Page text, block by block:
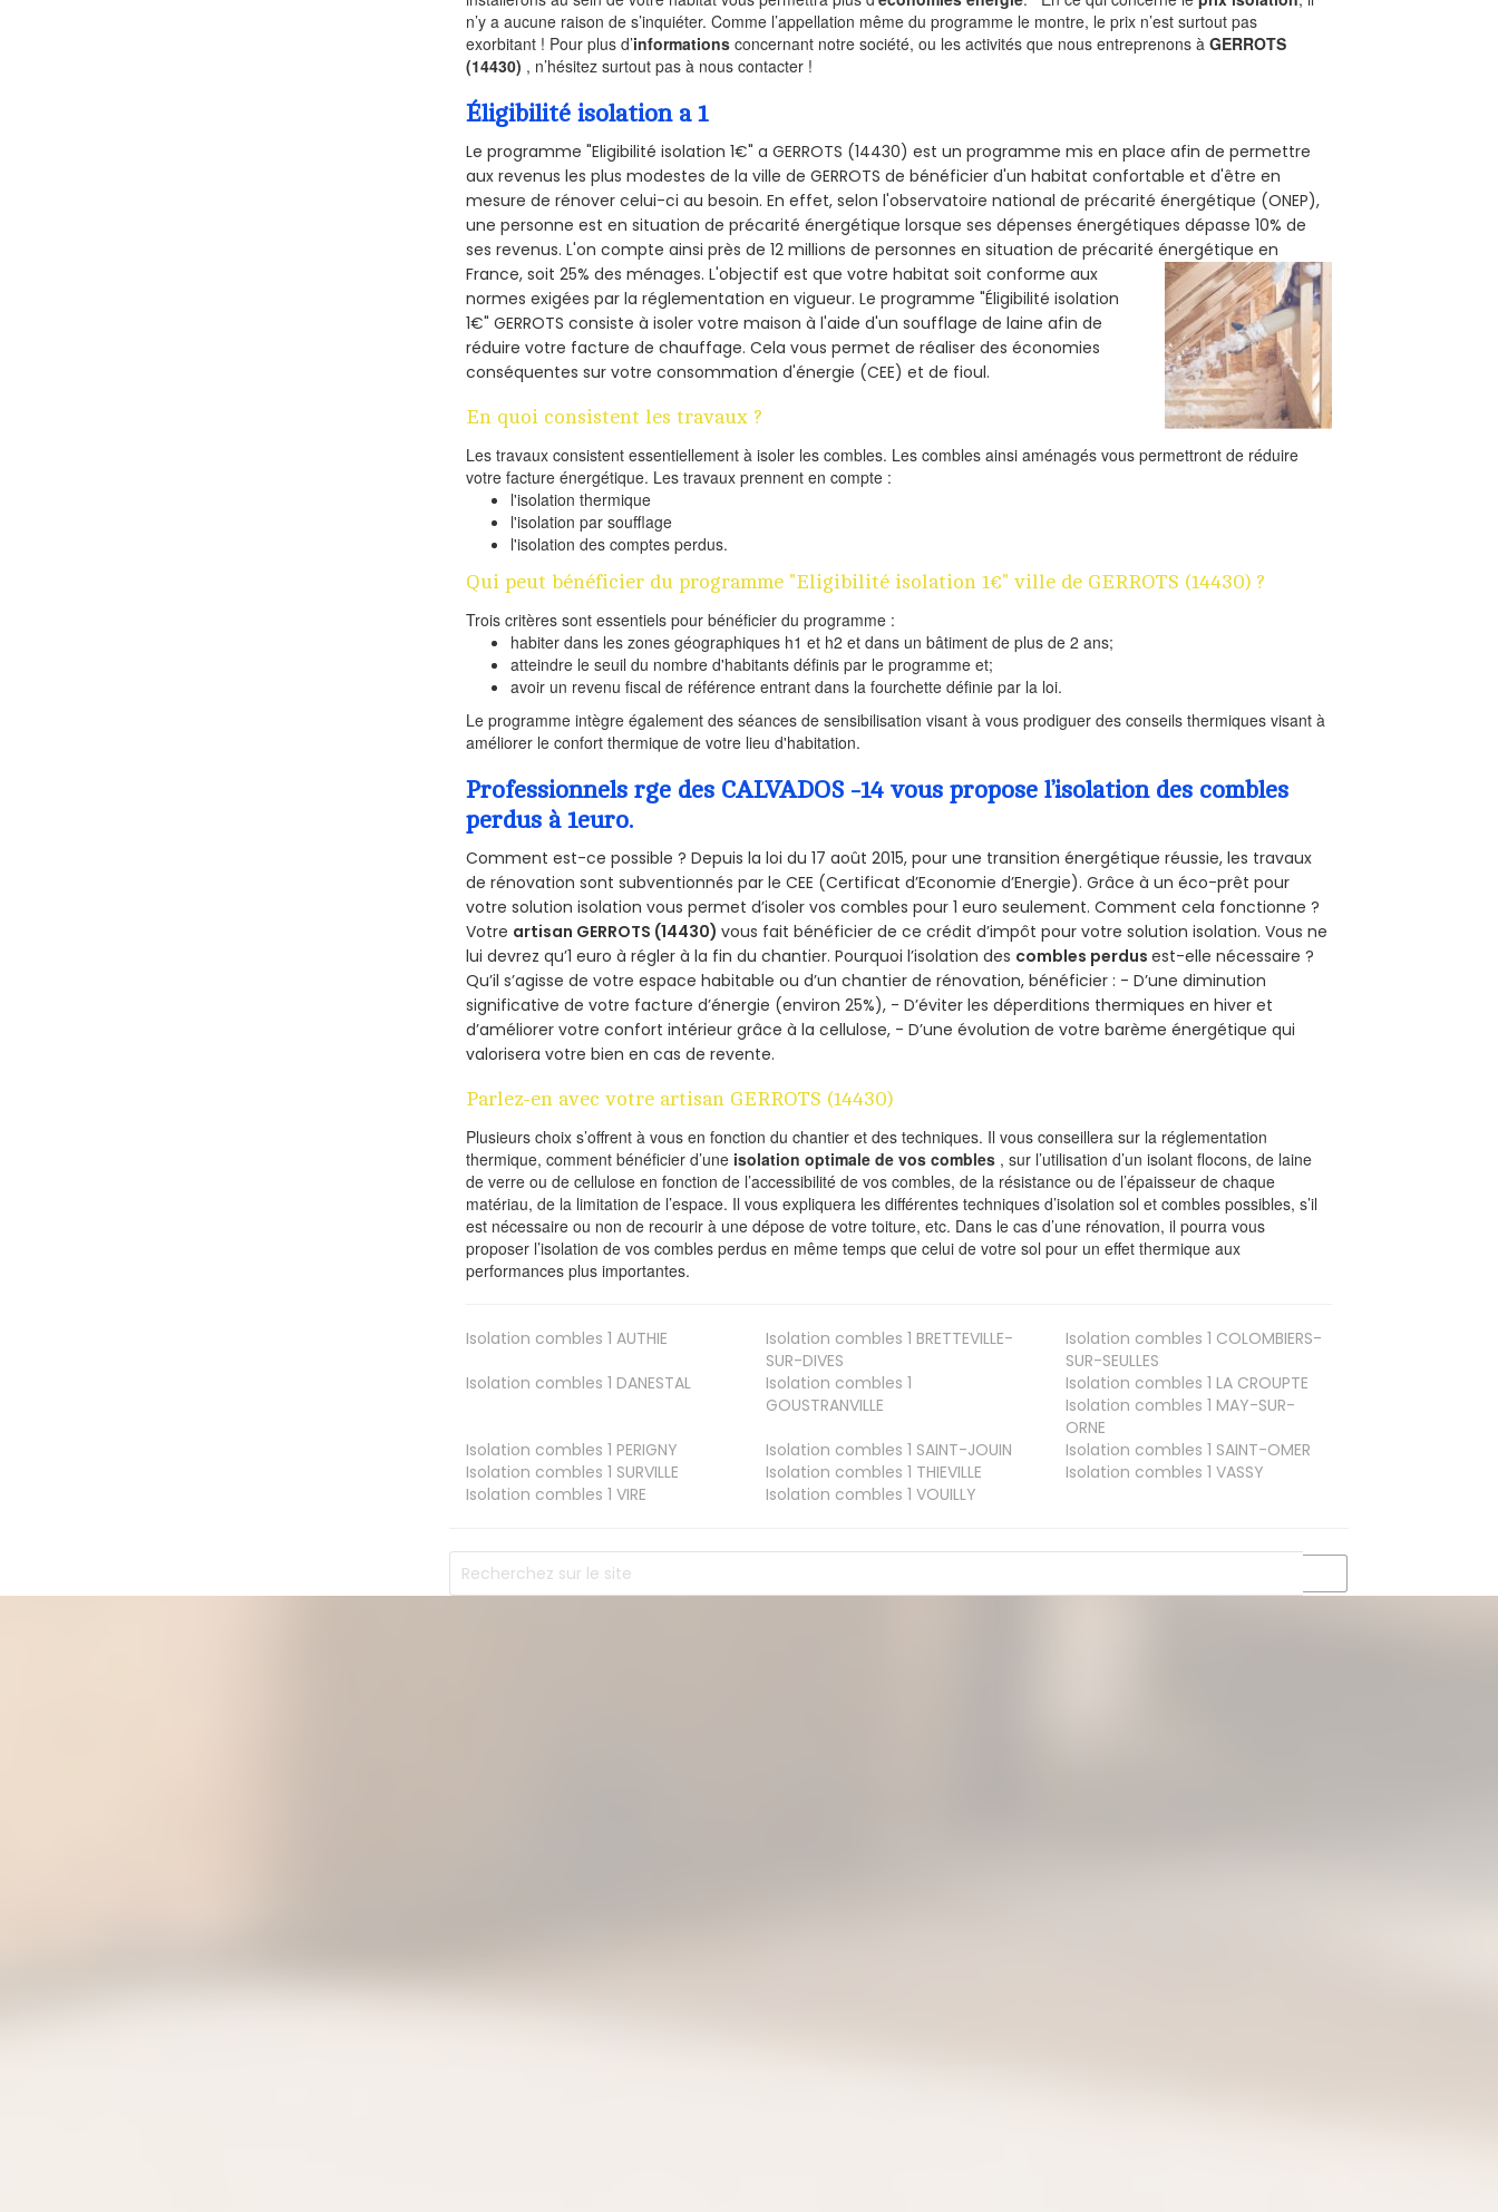
n’y a aucune raison de s’inquiéter. Comme l’appellation même du programme le montre, le prix n’est surtout pas
exorbitant ! Pour plus d’informations concernant notre société, ou les activités que nous entreprenons àGERROTS
(14430) , n’hésitez surtout pas à nous contacter !
Éligibilité isolation a 1
Le programme "Eligibilité isolation 1€" a GERROTS (14430) est un programme mis en place afin de permettre
aux revenus les plus modestes de la ville de GERROTS de bénéficier d'un habitat confortable et d'être en
mesure de rénover celui-ci au besoin. En effet, selon l'observatoire national de précarité énergétique (ONEP),
une personne est en situation de précarité énergétique lorsque ses dépenses énergétiques dépasse 10% de
ses revenus. L'on compte ainsi près de 12 millions de personnes en situation de précarité énergétique en
France, soit 25% des ménages.L'objectif est que votre habitat soit conforme aux
normes exigées par la réglementation en vigueur. Le programme "Éligibilité isolation
1€" GERROTS consiste à isoler votre maison à l'aide d'un soufflage de laine afin de
réduire votre facture de chauffage. Cela vous permet de réaliser des économies
conséquentes sur votre consommation d'énergie (CEE) et de fioul.
En quoi consistent les travaux ?
Les travaux consistent essentiellement à isoler les combles. Les combles ainsi aménagés vous permettront de réduire
votre facture énergétique. Les travaux prennent en compte :
l'isolation thermique
l'isolation par soufflage
l'isolation des comptes perdus.
Qui peut bénéficier du programme "Eligibilité isolation 1€" ville de GERROTS (14430) ?
Trois critères sont essentiels pour bénéficier du programme :
habiter dans les zones géographiques h1 et h2 et dans un bâtiment de plus de 2 ans;
atteindre le seuil du nombre d'habitants définis par le programme et;
avoir un revenu fiscal de référence entrant dans la fourchette définie par la loi.
Le programme intègre également des séances de sensibilisation visant à vous prodiguer des conseils thermiques visant à
améliorer le confort thermique de votre lieu d'habitation.
Professionnels rge des CALVADOS -14 vous propose l’isolation des combles
perdus à 1euro.
Comment est-ce possible ? Depuis la loi du 17 août 2015, pour une transition énergétique réussie, les travaux
de rénovation sont subventionnés par le CEE (Certificat d’Economie d’Energie). Grâce à un éco-prêt pour
votre solution isolation vous permet d’isoler vos combles pour 1 euro seulement. Comment cela fonctionne ?
Votre artisan GERROTS (14430)vous fait bénéficier de ce crédit d’impôt pour votre solution isolation. Vous ne
lui devrez qu’1 euro à régler à la fin du chantier. Pourquoi l’isolation des combles perdusest-elle nécessaire ?
Qu’il s’agisse de votre espace habitable ou d’un chantier de rénovation, bénéficier : - D’une diminution
significative de votre facture d’énergie (environ 25%), - D’éviter les déperditions thermiques en hiver et
d’améliorer votre confort intérieur grâce à la cellulose, - D’une évolution de votre barème énergétique qui
valorisera votre bien en cas de revente.
Parlez-en avec votre artisan GERROTS (14430)
Plusieurs choix s’offrent à vous en fonction du chantier et des techniques. Il vous conseillera sur la réglementation
thermique, comment bénéficier d’une isolation optimale de vos combles , sur l’utilisation d’un isolant flocons, de laine
de verre ou de cellulose en fonction de l’accessibilité de vos combles, de la résistance ou de l’épaisseur de chaque
matériau, de la limitation de l’espace. Il vous expliquera les différentes techniques d’isolation sol et combles possibles, s’il
est nécessaire ou non de recourir à une dépose de votre toiture, etc. Dans le cas d’une rénovation, il pourra vous
proposer l’isolation de vos combles perdus en même temps que celui de votre sol pour un effet thermique aux
performances plus importantes.
Isolation combles 1 AUTHIE Isolation combles 1 BRETTEVILLE-
SUR-DIVES
Isolation combles 1 COLOMBIERS-
SUR-SEULLES
Isolation combles 1 DANESTAL
Isolation combles 1
GOUSTRANVILLE
Isolation combles 1 LA CROUPTE
Isolation combles 1 MAY-SUR-
ORNE
Isolation combles 1 PERIGNY Isolation combles 1 SAINT-JOUIN Isolation combles 1 SAINT-OMER
Isolation combles 1 SURVILLE Isolation combles 1 THIEVILLE Isolation combles 1 VASSY
Isolation combles 1 VIRE Isolation combles 1 VOUILLY